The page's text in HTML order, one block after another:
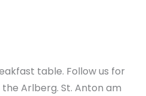
table. Follow us for
Arlberg. St. Anton am